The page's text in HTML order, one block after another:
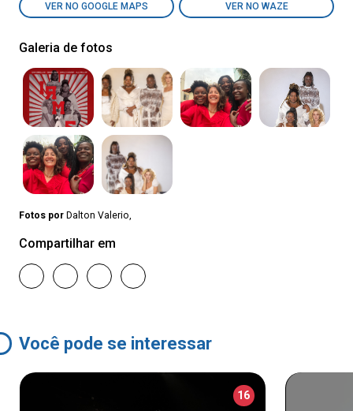
VER NO GOOGLE MAPS VER NO WAZE
Galeria de fotos
Fotos por Dalton Valerio,
Compartilhar em
Você pode se interessar
16